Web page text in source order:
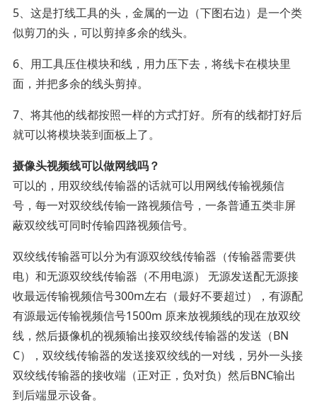
5、这是打线工具的头，金属的一边（下图右边）是一个类
似剪刀的头，可以剪掉多余的线头。
6、用工具压住模块和线，用力压下去，将线卡在模块里
面，并把多余的线头剪掉。
7、将其他的线都按照一样的方式打好。所有的线都打好后
就可以将模块装到面板上了。
摄像头视频线可以做网线吗？
可以的，用双绞线传输器的话就可以用网线传输视频信
号，每一对双绞线传输一路视频信号，一条普通五类非屏
蔽双绞线可同时传输四路视频信号。
双绞线传输器可以分为有源双绞线传输器（传输器需要供
电）和无源双绞线传输器（不用电源） 无源发送配无源接
收最远传输视频信号300m左右（最好不要超过），有源配
有源最远传输视频信号1500m 原来放视频线的现在放双绞
线，然后摄像机的视频输出接双绞线传输器的发送（BN
C），双绞线传输器的发送接双绞线的一对线，另外一头接
双绞线传输器的接收端（正对正，负对负）然后BNC输出
到后端显示设备。